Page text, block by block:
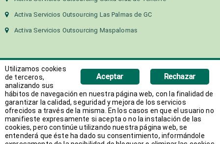
Activa Servicios Outsourcing Las Palmas de GC
Activa Servicios Outsourcing Maspalomas
Copyright 2018 Activa Canarias | Todos los derechos
reservados
Web desarrollada porAVANT
Rechazar
Aceptar
Utilizamos cookies
de terceros,
analizando sus
hábitos de navegación en nuestra página web, con la finalidad de
garantizar la calidad, seguridad y mejora de los servicios
ofrecidos a través de la misma. En los casos en que el usuario no
manifieste expresamente si acepta o no la instalación de las
cookies, pero continúe utilizando nuestra página web, se
entenderá que éste ha dado su consentimiento, informándole